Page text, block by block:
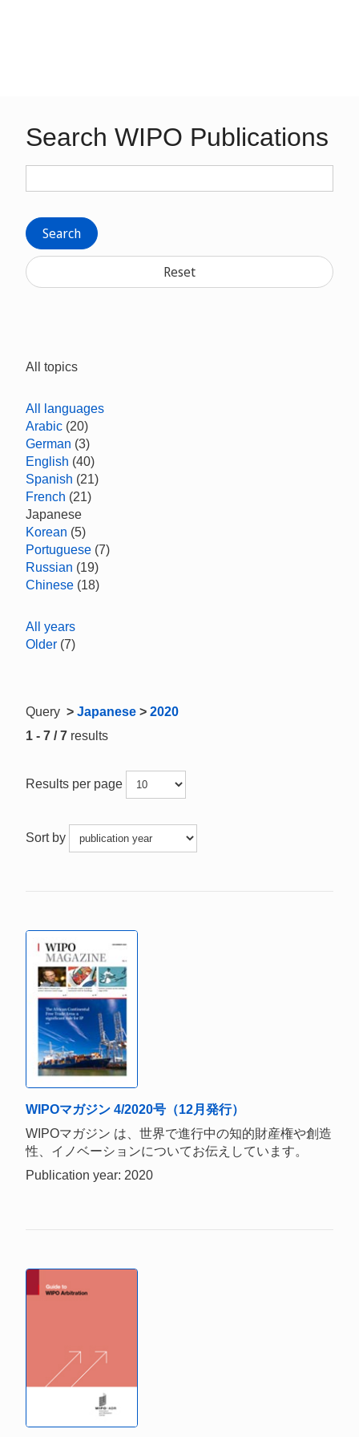
Search WIPO Publications
Search
Reset
All topics
All languages
Arabic (20)
German (3)
English (40)
Spanish (21)
French (21)
Japanese
Korean (5)
Portuguese (7)
Russian (19)
Chinese (18)
All years
Older (7)
Query > Japanese > 2020
1 - 7 / 7 results
Results per page
Sort by
WIPOマガジン 4/2020号（12月発行）
WIPOマガジン は、世界で進行中の知的財産権や創造
性、イノベーションについてお伝えしています。
Publication year: 2020